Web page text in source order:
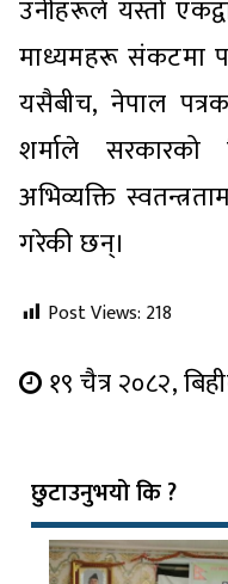
उनीहरूले यस्तो
माध्यमहरू संकटमा
यसैबीच, नेपाल
शर्माले सरकारको
अभिव्यक्ति
गरेकी छन्।
Post Views: 218
१९ चैत्र २०८२,
छुटाउनुभयो कि ?